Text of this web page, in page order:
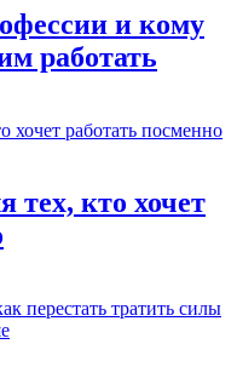
и кому
работать
тех, кто хочет